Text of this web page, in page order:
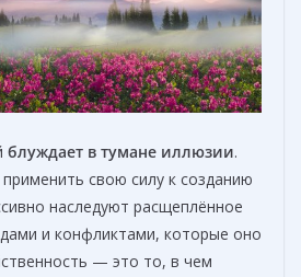
блуждает в тумане иллюзии.
свою силу к созданию
наследуют расщеплённое
и конфликтами, которые оно
— это то, в чем